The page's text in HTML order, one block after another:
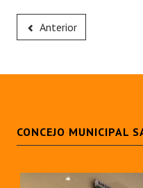
Anterior
CONCEJO MUNICIPAL